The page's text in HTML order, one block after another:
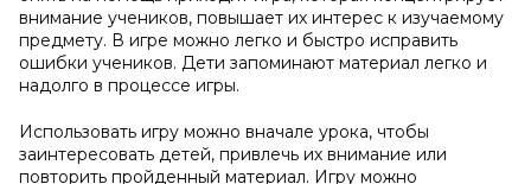
внимание учеников, повышает их интерес к изучаемому
предмету. В игре можно легко и быстро исправить
ошибки учеников. Дети запоминают материал легко и
надолго в процессе игры.
Использовать игру можно вначале урока, чтобы
заинтересовать детей, привлечь их внимание или
повторить пройденный материал. Игру можно